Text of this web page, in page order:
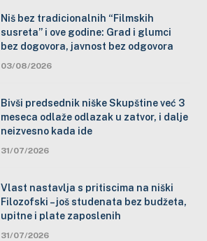
Niš bez tradicionalnih “Filmskih
susreta” i ove godine: Grad i glumci
bez dogovora, javnost bez odgovora
03/08/2026
Bivši predsednik niške Skupštine već 3
meseca odlaže odlazak u zatvor, i dalje
neizvesno kada ide
31/07/2026
Vlast nastavlja s pritiscima na niški
Filozofski – još studenata bez budžeta,
upitne i plate zaposlenih
31/07/2026